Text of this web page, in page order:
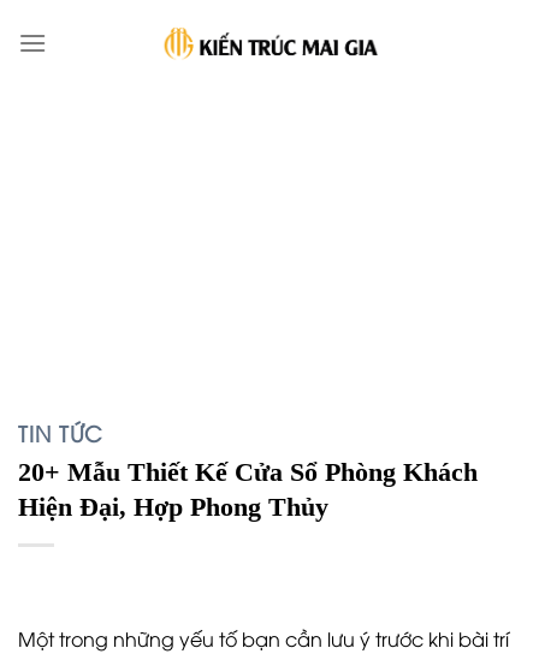
TIN TỨC
20+ Mẫu Thiết Kế Cửa Sổ Phòng Khách
Hiện Đại, Hợp Phong Thủy
Một trong những yếu tố bạn cần lưu ý trước khi bài trí